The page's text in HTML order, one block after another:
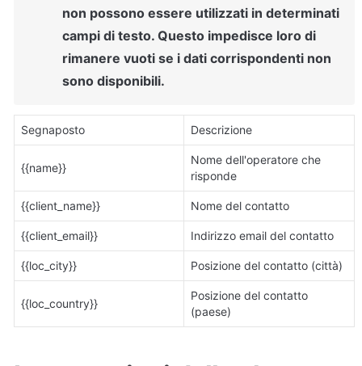
non possono essere utilizzati in determinati
campi di testo. Questo impedisce loro di
rimanere vuoti se i dati corrispondenti non
sono disponibili.
Segnaposto Descrizione
{{name}}
Nome dell'operatore che
risponde
{{client_name}} Nome del contatto
{{client_email}} Indirizzo email del contatto
{{loc_city}} Posizione del contatto (città)
{{loc_country}}
Posizione del contatto
(paese)